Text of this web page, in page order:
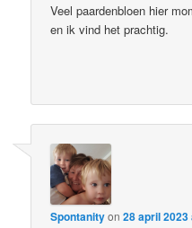
Veel paardenbloen hier
en ik vind het prachtig.
Spontanityon28 april 2023